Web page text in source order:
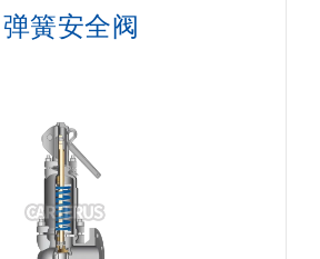
弹簧安全阀